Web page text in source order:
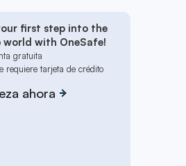
first step into the
world with OneSafe!
gratuita
requiere tarjeta de crédito
ahora